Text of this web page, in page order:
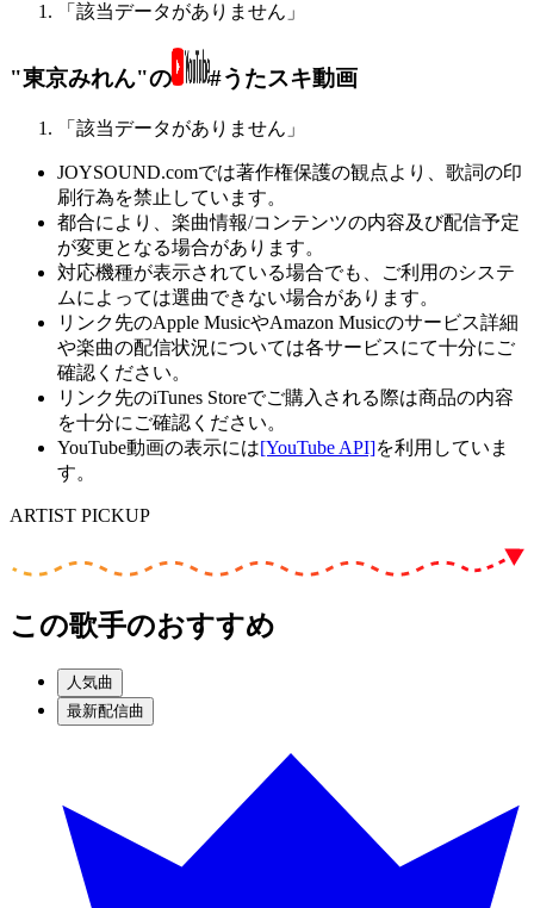
「該当データがありません」
"東京みれん"の #うたスキ動画
「該当データがありません」
JOYSOUND.comでは著作権保護の観点より、歌詞の印
刷行為を禁止しています。
都合により、楽曲情報/コンテンツの内容及び配信予定
が変更となる場合があります。
対応機種が表示されている場合でも、ご利用のシステ
ムによっては選曲できない場合があります。
リンク先のApple MusicやAmazon Musicのサービス詳細
や楽曲の配信状況については各サービスにて十分にご
確認ください。
リンク先のiTunes Storeでご購入される際は商品の内容
を十分にご確認ください。
YouTube動画の表示には[YouTube API]を利用していま
す。
ARTIST PICKUP
この歌手のおすすめ
人気曲
最新配信曲